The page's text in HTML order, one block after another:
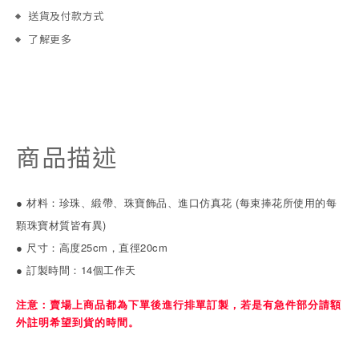
送貨及付款方式
了解更多
商品描述
● 材料：珍珠、緞帶、珠寶飾品、進口仿真花 (每束捧花所使用的每
顆珠寶材質皆有異)
● 尺寸：高度25cm，直徑20cm
● 訂製時間：14個工作天
注意：賣場上商品都為下單後進行排單訂製，若是有急件部分請額
外註明希望到貨的時間。